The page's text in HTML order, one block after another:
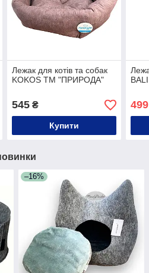
Лежак для котів та собак
KOKOS ТМ "ПРИРОДА"
545₴
Купити
499
–16%